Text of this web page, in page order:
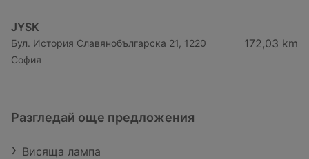
JYSK
Бул. История Славянобългарска 21, 1220
София
172,03 km
Разгледай още предложения
Висяща лампа